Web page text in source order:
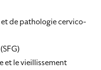
de pathologie cervico-
et le vieillissement